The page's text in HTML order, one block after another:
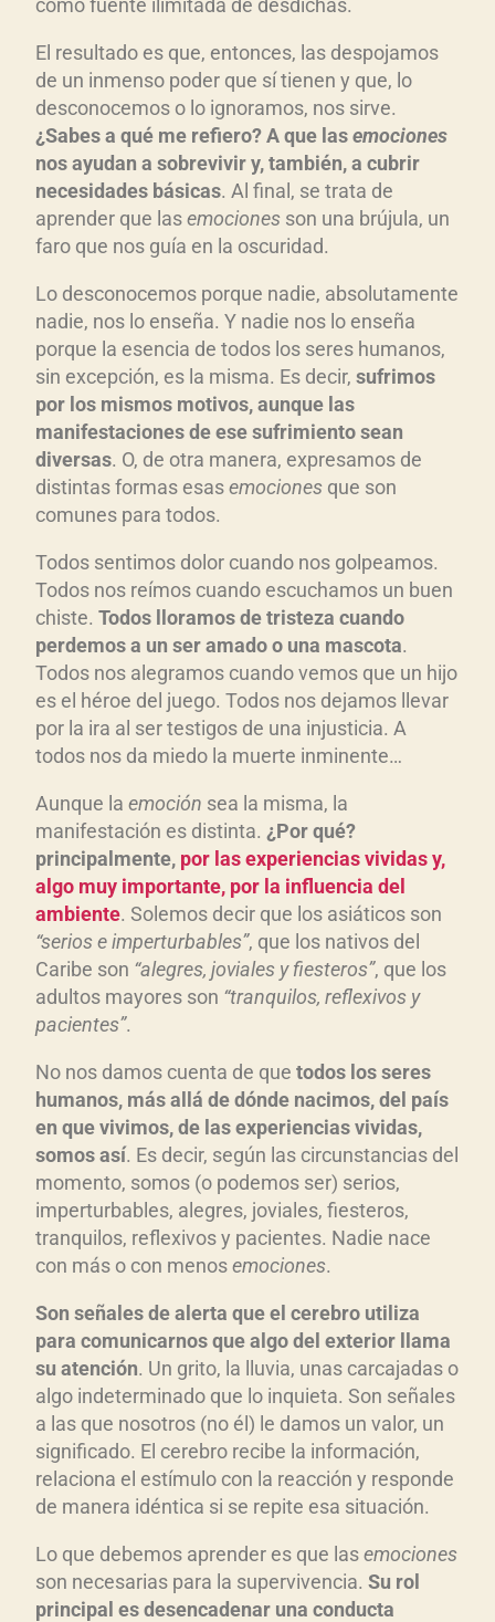
o
r
d
e
a
u
d
i
o
como fuente ilimitada de desdichas.
El resultado es que, entonces, las despojamos
de un inmenso poder que sí tienen y que, lo
desconocemos o lo ignoramos, nos sirve.
¿Sabes a qué me refiero? A que lasemociones
nos ayudan a sobrevivir y, también, a cubrir
necesidades básicas. Al final, se trata de
aprender que lasemociones son una brújula, un
faro que nos guía en la oscuridad.
Lo desconocemos porque nadie, absolutamente
nadie, nos lo enseña. Y nadie nos lo enseña
porque la esencia de todos los seres humanos,
sin excepción, es la misma. Es decir, sufrimos
por los mismos motivos, aunque las
manifestaciones de ese sufrimiento sean
diversas. O, de otra manera, expresamos de
distintas formas esasemociones que son
comunes para todos.
Todos sentimos dolor cuando nos golpeamos.
Todos nos reímos cuando escuchamos un buen
chiste. Todos lloramos de tristeza cuando
perdemos a un ser amado o una mascota.
Todos nos alegramos cuando vemos que un hijo
es el héroe del juego. Todos nos dejamos llevar
por la ira al ser testigos de una injusticia. A
todos nos da miedo la muerte inminente…
Aunque la emoción sea la misma, la
manifestación es distinta. ¿Por qué?
principalmente, por las experiencias vividas y,
algo muy importante, por la influencia del
ambiente. Solemos decir que los asiáticos son
“serios e imperturbables”, que los nativos del
Caribe son “alegres, joviales y fiesteros”, que los
adultos mayores son “tranquilos, reflexivos y
pacientes”.
No nos damos cuenta de que todos los seres
humanos, más allá de dónde nacimos, del país
en que vivimos, de las experiencias vividas,
somos así. Es decir, según las circunstancias del
momento, somos (o podemos ser) serios,
imperturbables, alegres, joviales, fiesteros,
tranquilos, reflexivos y pacientes. Nadie nace
con más o con menosemociones.
Son señales de alerta que el cerebro utiliza
para comunicarnos que algo del exterior llama
su atención. Un grito, la lluvia, unas carcajadas o
algo indeterminado que lo inquieta. Son señales
a las que nosotros (no él) le damos un valor, un
significado. El cerebro recibe la información,
relaciona el estímulo con la reacción y responde
de manera idéntica si se repite esa situación.
Lo que debemos aprender es que lasemociones
son necesarias para la supervivencia. Su rol
principal es desencadenar una conducta